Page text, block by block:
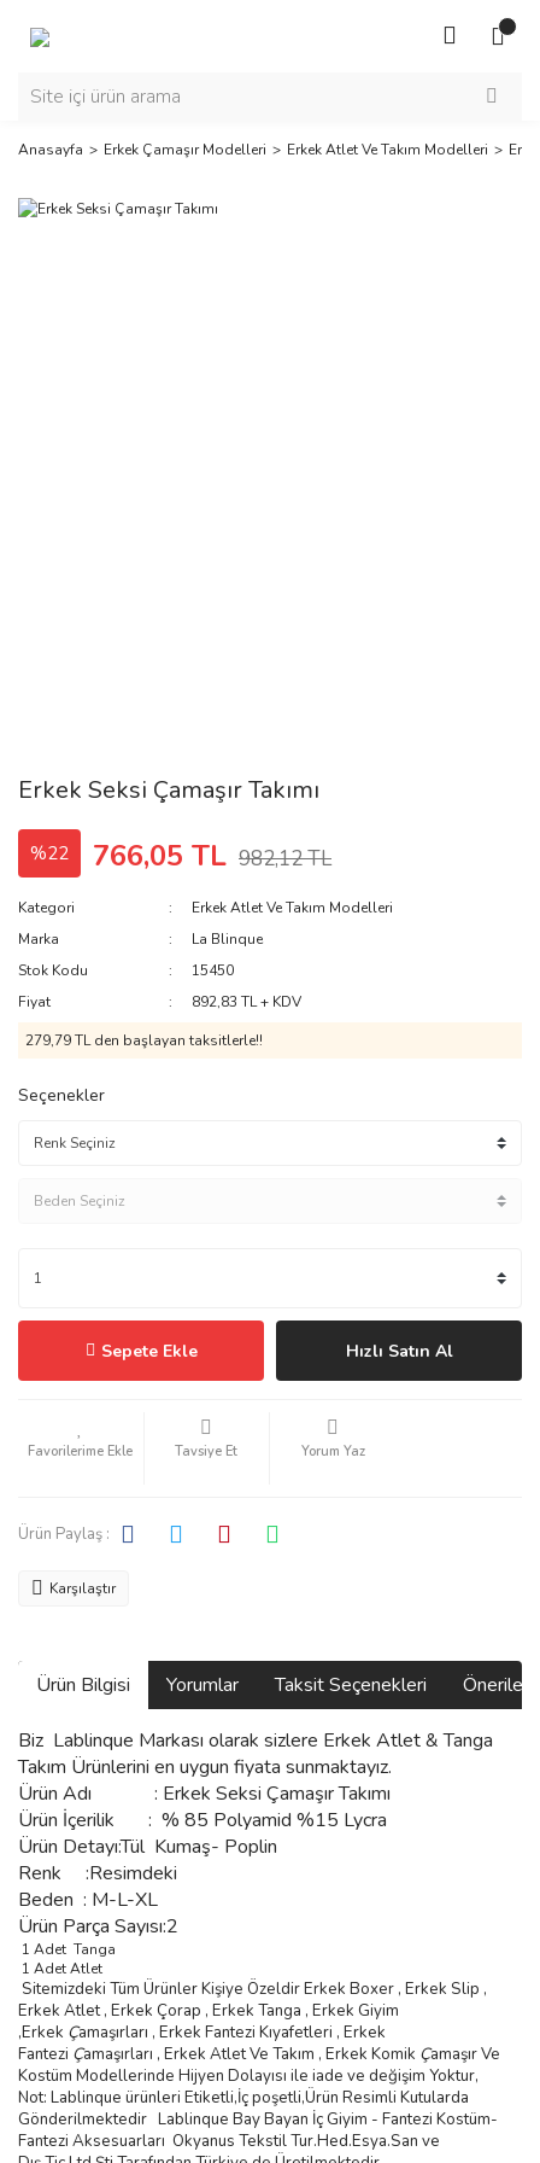
Anasayfa Erkek Çamaşır Modelleri Erkek Atlet Ve Takım Modelleri
Erkek Seksi Çamaşır Takımı
%22 766,05 TL 982,12 TL
Kategori
Erkek Atlet Ve Takım Modelleri
Marka
La Blinque
Stok Kodu
15450
Fiyat
892,83 TL + KDV
279,79 TL den başlayan taksitlerle!!
Seçenekler
Sepete Ekle Hızlı Satın Al
Tavsiye Et Yorum Yaz
Ürün Paylaş :
Karşılaştır
Ürün Bilgisi Yorumlar Taksit Seçenekleri
Biz Lablinque Markası olarak sizlere Erkek Atlet & Tanga
Takım Ürünlerini en uygun fiyata sunmaktayız.
Ürün Adı : Erkek Seksi Çamaşır Takımı
Ürün İçerilik : % 85 Polyamid %15 Lycra
Ürün Detayı:Tül Kumaş- Poplin
Renk :Resimdeki
Beden : M-L-XL
Ürün Parça Sayısı:2
1 Adet Tanga
1 Adet Atlet
Sitemizdeki Tüm Ürünler Kişiye Özeldir Erkek Boxer , Erkek Slip ,
Erkek Atlet , Erkek Çorap , Erkek Tanga , Erkek Giyim
,Erkek Çamaşırları , Erkek Fantezi Kıyafetleri , Erkek
Fantezi Çamaşırları , Erkek Atlet Ve Takım , Erkek Komik Çamaşır Ve
Kostüm Modellerinde Hijyen Dolayısı ile iade ve değişim Yoktur,
Not: Lablinque ürünleri Etiketli,İç poşetli,Ürün Resimli Kutularda
Gönderilmektedir Lablinque Bay Bayan İçGiyim - Fantezi Kostüm-
Fantezi Aksesuarları Okyanus Tekstil Tur.Hed.Esya.San ve